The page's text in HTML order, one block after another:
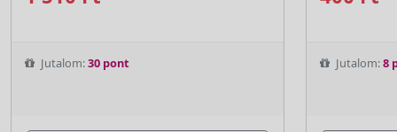
Jutalom:30 pont Jutalom:8